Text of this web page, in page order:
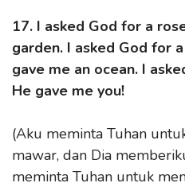
17. I asked God for a
garden. I asked God for
gave me an ocean. I
He gave me you!
(Aku meminta Tuhan
mawar, dan Dia
meminta Tuhan untuk